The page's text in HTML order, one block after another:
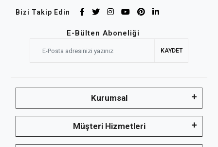
Bizi Takip Edin
E-Bülten Aboneliği
KAYDET
Kurumsal
Müşteri Hizmetleri